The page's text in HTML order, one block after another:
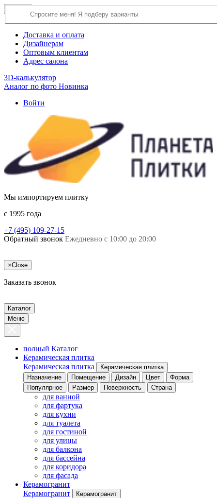
О компании
Доставка и оплата
Дизайнерам
Оптовым клиентам
Адрес салона
3D-калькулятор
Аналог по фото Новинка
Войти
Мы импортируем плитку
c 1995 года
+7 (495) 109-27-15
Обратный звонок Ежедневно с 10:00 до 20:00
×Close
Заказать звонок
Каталог
Меню
полный Каталог
Керамическая плитка
Керамическая плитка
Керамическая плитка
Назначение
Помещение Дизайн Цвет
Форма
Популярное
Размер Поверхность Страна
для ванной
для фартука
для кухни
для туалета
для гостиной
для улицы
для балкона
для бассейна
для коридора
для фасада
Керамогранит
Керамогранит
Керамогранит